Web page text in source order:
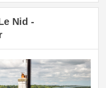
Nid -
Next